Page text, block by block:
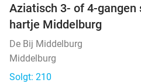
Aziatisch 3- of 4-gangen
hartje Middelburg
De Bij Middelburg
Middelburg
Solgt: 210